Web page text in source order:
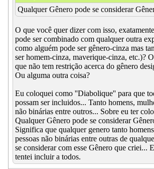
Qualquer Gênero pode se considerar
O que você quer dizer com isso,
pode ser combinado com qualquer outra
como alguém pode ser gênero-cinza mas
ser homem-cinza, maverique-cinza, etc.)?
que não tem restrição acerca do gênero
Ou alguma outra coisa?
Eu coloquei como ''Diabolique'' para que
possam ser incluidos... Tanto homens,
não binárias entre outros... Sobre eu ter
Qualquer Gênero pode se considerar
Significa que qualquer genero tanto
pessoas não binárias entre outras de
se considerar com esse Gênero que criei...
tentei incluir a todos.